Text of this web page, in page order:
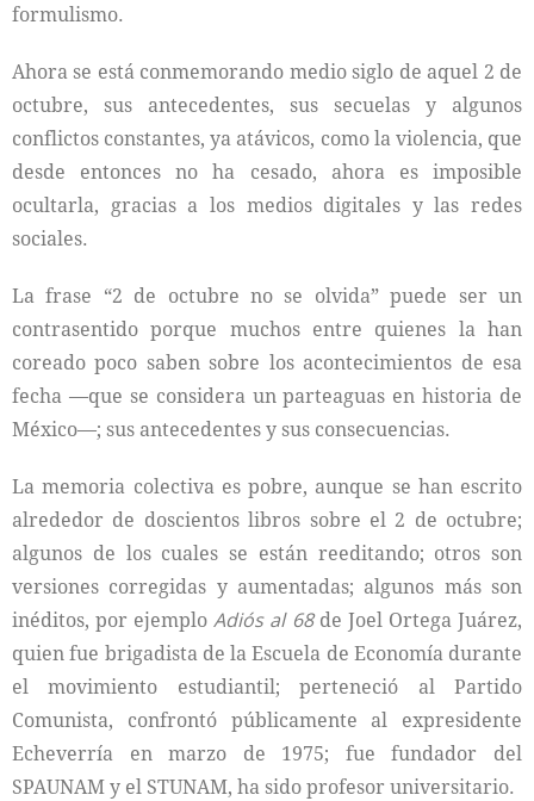
formulismo.
Ahora se está conmemorando medio siglo de aquel 2 de
octubre, sus antecedentes, sus secuelas y algunos
conflictos constantes, ya atávicos, como la violencia, que
desde entonces no ha cesado, ahora es imposible
ocultarla, gracias a los medios digitales y las redes
sociales.
La frase “2 de octubre no se olvida” puede ser un
contrasentido porque muchos entre quienes la han
coreado poco saben sobre los acontecimientos de esa
fecha —que se considera un parteaguas en historia de
México—; sus antecedentes y sus consecuencias.
La memoria colectiva es pobre, aunque se han escrito
alrededor de doscientos libros sobre el 2 de octubre;
algunos de los cuales se están reeditando; otros son
versiones corregidas y aumentadas; algunos más son
inéditos, por ejemploAdiós al 68de Joel Ortega Juárez,
quien fue brigadista de la Escuela de Economía durante
el movimiento estudiantil; perteneció al Partido
Comunista, confrontó públicamente al expresidente
Echeverría en marzo de 1975; fue fundador del
SPAUNAM y el STUNAM, ha sido profesor universitario.